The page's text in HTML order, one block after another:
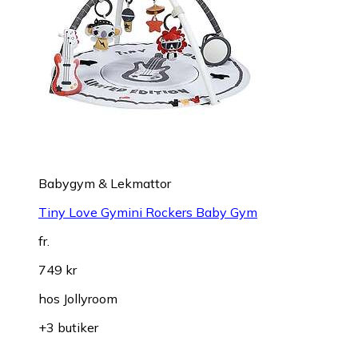
Babygym & Lekmattor
Tiny Love Gymini Rockers Baby Gym
fr.
749 kr
hos Jollyroom
+3 butiker